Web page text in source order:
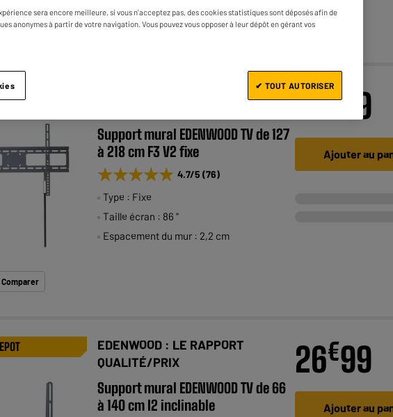
Comparer
Comparer
Support mural EDENWOOD TV de 127
à 218 cm F3 V2 fixe
★★★★★
★★★★★ 4.7/5 (76)
Type : Fixe
Taille écran : 86 "
Espacement du mur : 2,2 cm
29€99
Ajouter au
EDENWOOD : LE RAPPORT
QUALITÉ/PRIX
Support mural EDENWOOD TV de 66
à 140 cm I2 inclinable
26€99
Ajouter au
sera encore meilleure, si vous n'acceptez pas, des cookies statistiques sont déposés afin de
anonymes à partir de votre navigation. Vous pouvez vous opposer à leur dépôt en gérant vos
✔ TOUT AUTORISER